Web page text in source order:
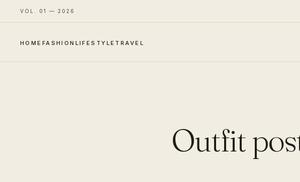
VOL. 01 — 2026
HOME FASHION LIFESTYLE TRAVEL
Outfit